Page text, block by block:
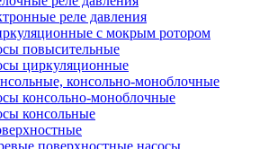
реле давления
с мокрым ротором
повысительные
циркуляционные
консольно-моноблочные
консольно-моноблочные
консольные
поверхностные насосы